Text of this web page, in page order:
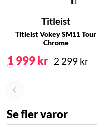
Titleist
Titleist Vokey SM11 Tour
Chrome
1 999 kr 2 299 kr
Se fler varor